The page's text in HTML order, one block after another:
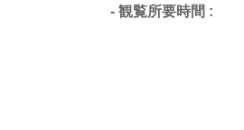
- 観覧所要時間 :